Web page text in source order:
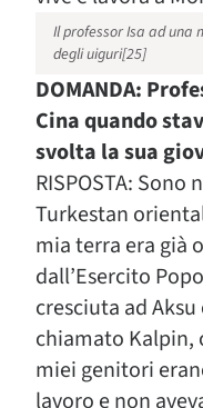
Il professor Isa ad
degli uiguri[25]
DOMANDA:
Cina quando
svolta la sua
RISPOSTA: Sono
Turkestan
mia terra era già
dall’Esercito
cresciuta ad
chiamato Kalpin,
miei genitori
lavoro e non